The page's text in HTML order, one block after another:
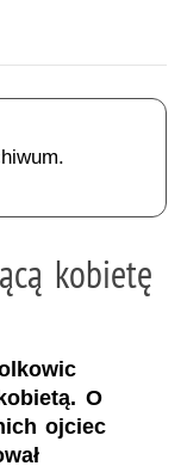
kobietę
O
ojciec